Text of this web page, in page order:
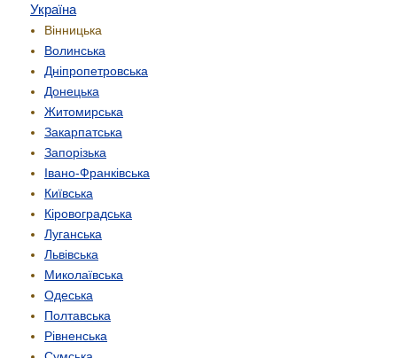
Україна
Вінницька
Волинська
Дніпропетровська
Донецька
Житомирська
Закарпатська
Запорізька
Івано-Франківська
Київська
Кіровоградська
Луганська
Львівська
Миколаївська
Одеська
Полтавська
Рівненська